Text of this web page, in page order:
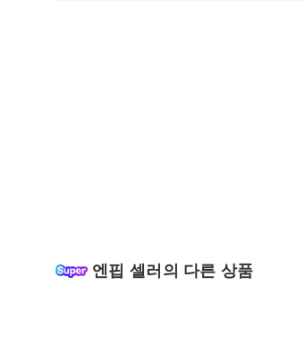
엔핍 셀러의 다른 상품